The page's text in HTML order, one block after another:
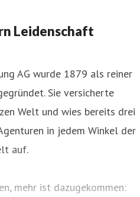
Leidenschaft
AG wurde 1879 als reiner
Sie versicherte
Welt und wies bereits drei
in jedem Winkel der
auf.
mehr ist dazugekommen: